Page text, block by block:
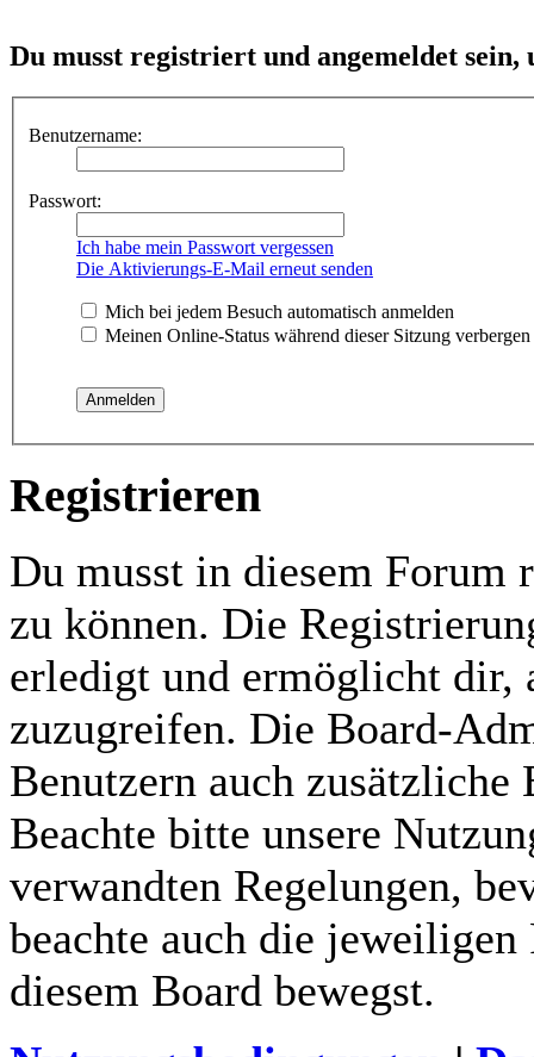
Du musst registriert und angemeldet sein,
Benutzername:
Passwort:
Ich habe mein Passwort vergessen
Die Aktivierungs-E-Mail erneut senden
Mich bei jedem Besuch automatisch anmelden
Meinen Online-Status während dieser Sitzung verbergen
Registrieren
Du musst in diesem Forum
zu können. Die
erledigt und ermöglicht dir,
zuzugreifen. Die Board-
Benutzern auch zusätzliche
Beachte bitte unsere
verwandten Regelungen,
beachte auch die
diesem Board bewegst.